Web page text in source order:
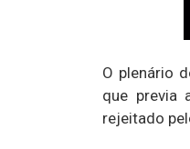
O plenário
que previa
rejeitado